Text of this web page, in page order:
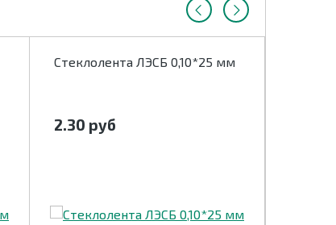
Стеклолента ЛЭСБ 0,10*25 мм
2.30 руб